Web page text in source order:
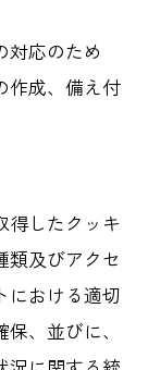
対応のため
作成、備え付
得したクッキ
類及びアクセ
における適切
、並びに、